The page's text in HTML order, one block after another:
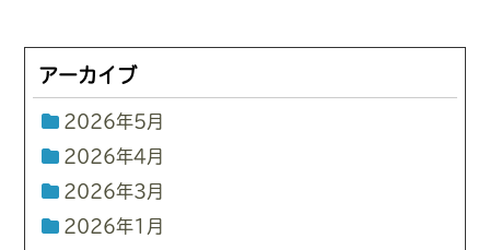
アーカイブ
2026年5月
2026年4月
2026年3月
2026年1月